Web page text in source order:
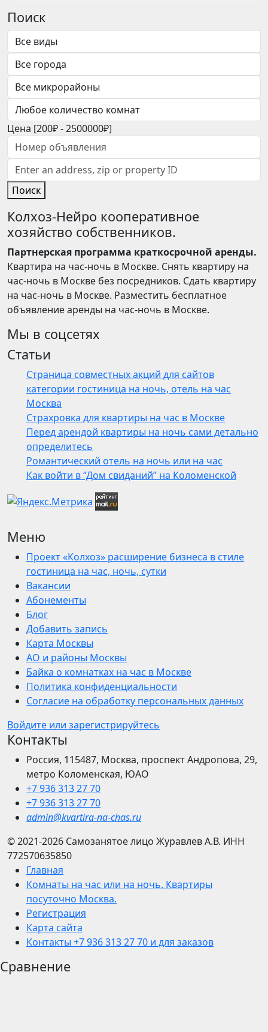
Поиск
Цена [200₽-2500000₽]
Поиск
Колхоз-Нейро кооперативное
хозяйство собственников.
Партнерская программа краткосрочной аренды.
Квартира на час-ночь в Москве. Снять квартиру на
час-ночь в Москве без посредников. Сдать квартиру
на час-ночь в Москве. Разместить бесплатное
объявление аренды на час-ночь в Москве.
Мы в соцсетях
Статьи
Страница совместных акций для сайтов
категории гостиница на ночь, отель на час
Москва
Страхровка для квартиры на час в Москве
Перед арендой квартиры на ночь сами детально
определитесь
Романтический отель на ночь или на час
Как войти в “Дом свиданий” на Коломенской
Меню
Проект «Колхоз» расширение бизнеса в стиле
гостиница на час, ночь, сутки
Вакансии
Абонементы
Блог
Добавить запись
Карта Москвы
АО и районы Москвы
Байка о комнатках на час в Москве
Политика конфиденциальности
Согласие на обработку персональных данных
Войдите или зарегистрируйтесь
Контакты
Россия, 115487, Москва, проспект Андропова, 29,
метро Коломенская, ЮАО
+7 936 313 27 70
+7 936 313 27 70
admin@kvartira-na-chas.ru
© 2021-2026 Самозанятое лицо Журавлев А.В. ИНН
772570635850
Главная
Комнаты на час или на ночь. Квартиры
посуточно Москва.
Регистрация
Карта сайта
Контакты +7 936 313 27 70 и для заказов
Сравнение